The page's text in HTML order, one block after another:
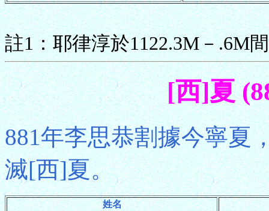
註1：耶律淳於1122.3M－.6M
[西]夏
881年李思恭割據今寧夏
滅[西]夏。
姓名